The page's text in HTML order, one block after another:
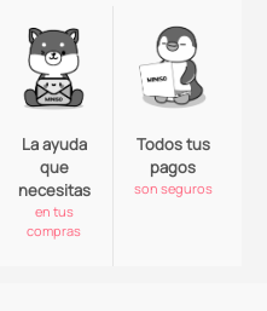
La ayuda
que
necesitas
en tus
compras
Todos tus
pagos
son seguros